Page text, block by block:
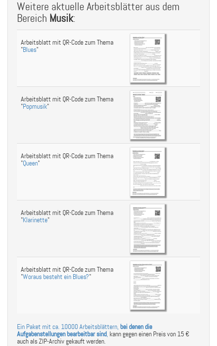
Weitere aktuelle Arbeitsblätter aus dem
Bereich Musik:
Arbeitsblatt mit QR-Code zum Thema
"Blues"
Arbeitsblatt mit QR-Code zum Thema
"Popmusik"
Arbeitsblatt mit QR-Code zum Thema
"Queen"
Arbeitsblatt mit QR-Code zum Thema
"Klarinette"
Arbeitsblatt mit QR-Code zum Thema
"Woraus besteht ein Blues?"
Ein Paket mit ca. 10000 Arbeitsblättern, bei denen die
Aufgabenstellungen bearbeitbar sind, kann gegen einen Preis von 15 €
auch als ZIP-Archiv gekauft werden.